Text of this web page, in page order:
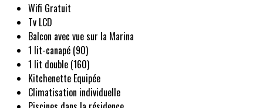
Wifi Gratuit
Tv LCD
Balcon avec vue sur la Marina
1 lit-canapé (90)
1 lit double (160)
Kitchenette Equipée
Climatisation individuelle